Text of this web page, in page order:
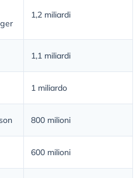
1,2 miliardi
1,1 miliardi
1 miliardo
800 milioni
600 milioni